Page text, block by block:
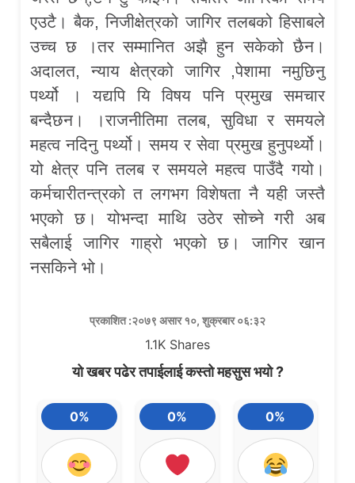
एउटै। बैक, निजीक्षेत्रको जागिर तलबको हिसाबले
उच्च छ ।तर सम्मानित अझै हुन सकेको छैन।
अदालत, न्याय क्षेत्रको जागिर ,पेशामा नमुछिनु
पर्थ्यो । यद्यपि यि विषय पनि प्रमुख समचार
बन्दैछन। ।राजनीतिमा तलब, सुविधा र समयले
महत्व नदिनु पर्थ्यो। समय र सेवा प्रमुख हुनुपर्थ्यो।
यो क्षेत्र पनि तलब र समयले महत्व पाउँदै गयो।
कर्मचारीतन्त्रको त लगभग विशेषता नै यही जस्तै
भएको छ। योभन्दा माथि उठेर सोच्ने गरी अब
सबैलाई जागिर गाह्रो भएको छ। जागिर खान
नसकिने भो।
प्रकाशित :२०७९ असार १०, शुक्रबार ०६:३२
1.1K Shares
यो खबर पढेर तपाईलाई कस्तो महसुस भयो ?
0% 0% 0%